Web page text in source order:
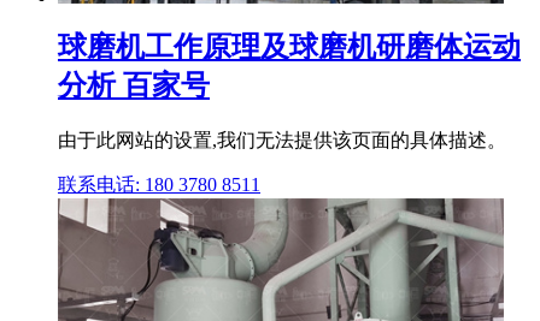
球磨机工作原理及球磨机研磨体运动
分析 百家号
由于此网站的设置,我们无法提供该页面的具体描述。
联系电话: 180 3780 8511